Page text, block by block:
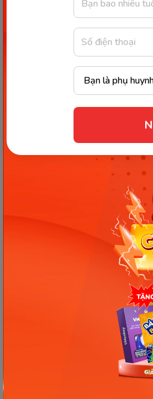
dành cho các bé từ 6 tháng
lưu ý chọn bơ cho bé ngon
Chọn quả căng
Những quả bơ tươi ngon thì
đều và chắc tay. Đó là dấu
và chín cây. Khi ăn sẽ có
ngậy béo ngon nhất.
Chọn quả có
Những quả có cuống nâu
hoạch nên bơ ngon, hương
khi chế biến các món ăn
nhận thấy cuống quả bơ
thể bơ đã cũ hoặc còn xanh
Không chọn quả
Lưu ý cuối cùng mà ba mẹ
món ăn dặm cho bé chính
các quả bị nẫu hoặc nhũn.